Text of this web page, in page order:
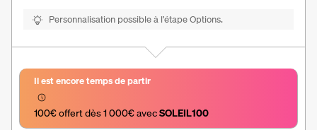
Personnalisation possible à l’étape Options.
Il est encore temps de partir
100€ offert dès 1 000€ avec SOLEIL100